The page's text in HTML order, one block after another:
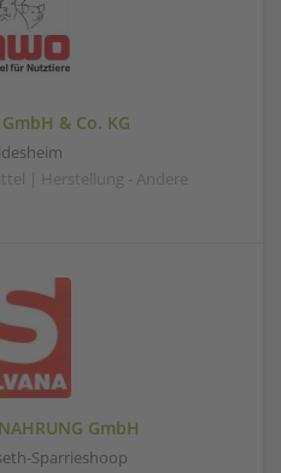
& Co. KG
| Herstellung - Andere
GmbH
Sparrieshoop